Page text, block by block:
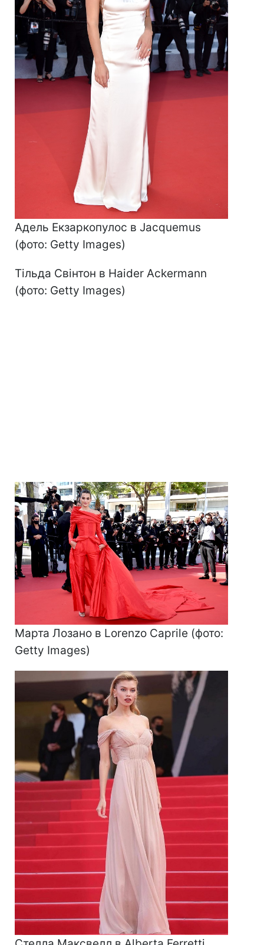
Адель Екзаркопулос в Jacquemus
(фото: Getty Images)
Тільда Свінтон в Haider Ackermann
(фото: Getty Images)
Марта Лозано в Lorenzo Caprile (фото:
Getty Images)